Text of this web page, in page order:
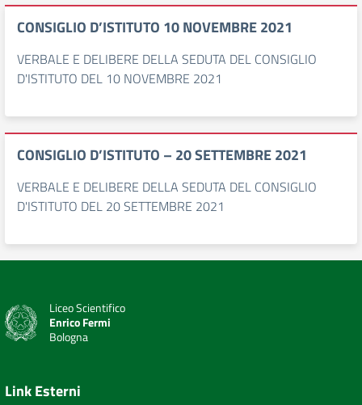
CONSIGLIO D’ISTITUTO 10 NOVEMBRE 2021
VERBALE E DELIBERE DELLA SEDUTA DEL CONSIGLIO
D'ISTITUTO DEL 10 NOVEMBRE 2021
CONSIGLIO D’ISTITUTO – 20 SETTEMBRE 2021
VERBALE E DELIBERE DELLA SEDUTA DEL CONSIGLIO
D'ISTITUTO DEL 20 SETTEMBRE 2021
Liceo Scientifico
Enrico Fermi
Bologna
Link Esterni